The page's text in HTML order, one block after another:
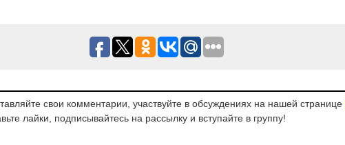
свои комментарии, участвуйте в обсуждениях на нашей странице
лайки, подписывайтесь на рассылку и вступайте в группу!